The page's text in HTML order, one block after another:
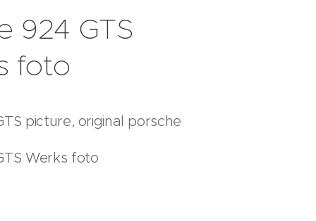
924 GTS
foto
picture, original porsche
Werks foto